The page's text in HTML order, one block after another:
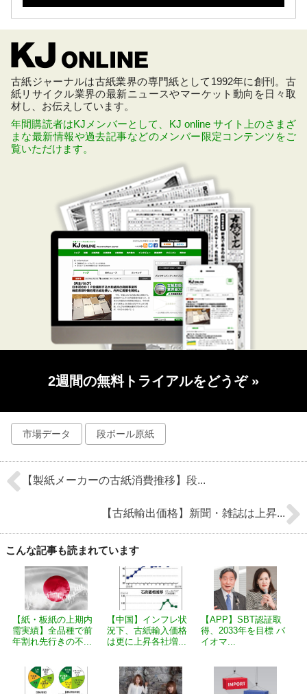
古紙ジャーナルは古紙業界の専門紙として1992年に創刊。古
紙リサイクル業界の最新ニュースやマーケット動向を日々取
材し、お伝えしています。
年間購読者はKJメンバーとして、KJ online サイト上のさまざ
まな最新情報や過去記事などのメンバー限定コンテンツをご
覧いただけます。
2週間の無料トライアルをどうぞ »
市場データ 段ボール原紙
【製紙メーカーの古紙消費推移】段...
【古紙輸出価格】新聞・雑誌は上昇...
こんな記事も読まれています
【紙・板紙の上期内
需実績】全品種で前
年割れ先行きの不...
【中国】インフレ状
況下、古紙輸入価格
は更に上昇各社増...
【APP】SBT認証取
得、2033年を目標 バ
イオマ...